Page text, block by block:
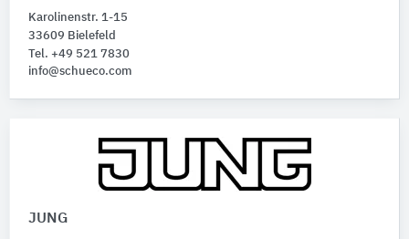
Karolinenstr. 1-15
33609 Bielefeld
Tel. +49 521 7830
info@schueco.com
JUNG